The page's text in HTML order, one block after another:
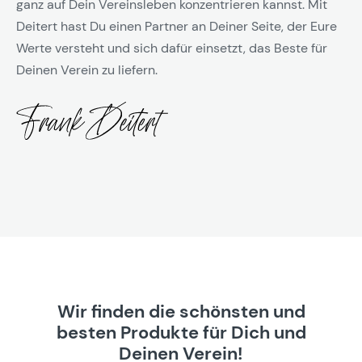
ganz auf Dein Vereinsleben konzentrieren kannst. Mit
Deitert hast Du einen Partner an Deiner Seite, der Eure
Werte versteht und sich dafür einsetzt, das Beste für
Deinen Verein zu liefern.
Wir finden die schönsten und
besten Produkte für Dich und
Deinen Verein!